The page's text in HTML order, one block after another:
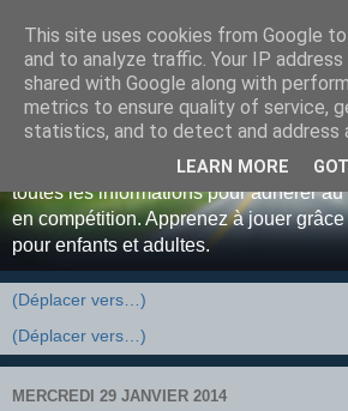
Bienvenue au
Luxovien ...
Site officiel du Tennis Club de Luxeuil-
toutes les informations pour adhérer
en compétition. Apprenez à jouer
pour enfants et adultes.
MERCREDI 29 JANVIER 2014
This site uses cookies from Google
and to analyze traffic. Your IP
shared with Google along with
metrics to ensure quality of service,
statistics, and to detect and address
LEARN MORE